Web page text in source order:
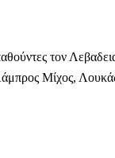
τον
Μίχος,